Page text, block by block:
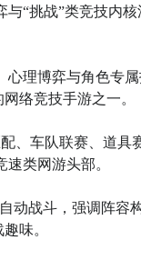
“挑战”类竞技内核
心理博弈与角色专
络竞技手游之一。
、车队联赛、道具
类网游头部。
动战斗，强调阵容
味。